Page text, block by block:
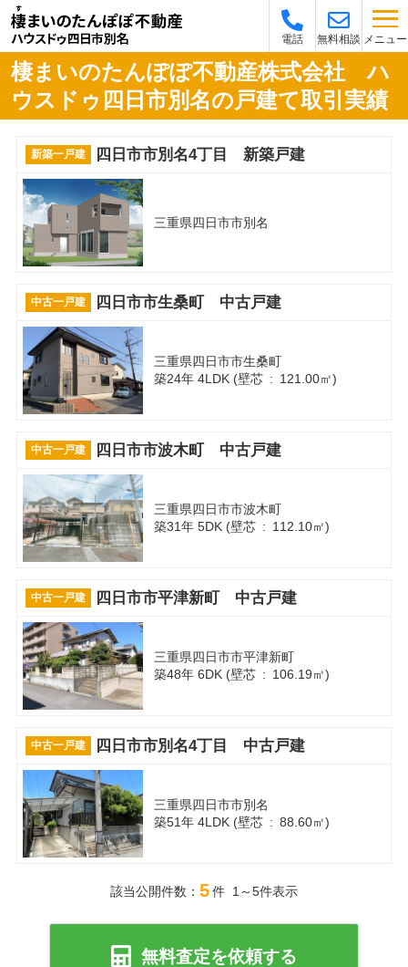
電話 無料相談 メニュー
棲まいのたんぽぽ不動産株式会社 ハ
ウスドゥ四日市別名の戸建て取引実績
新築一戸建 四日市市別名4丁目 新築戸建
三重県四日市市別名
中古一戸建 四日市市生桑町 中古戸建
三重県四日市市生桑町
築24年 4LDK (壁芯 : 121.00㎡)
中古一戸建 四日市市波木町 中古戸建
三重県四日市市波木町
築31年 5DK (壁芯 : 112.10㎡)
中古一戸建 四日市市平津新町 中古戸建
三重県四日市市平津新町
築48年 6DK (壁芯 : 106.19㎡)
中古一戸建 四日市市別名4丁目 中古戸建
三重県四日市市別名
築51年 4LDK (壁芯 : 88.60㎡)
該当公開件数： 5件 1～5件表示
無料査定を依頼する